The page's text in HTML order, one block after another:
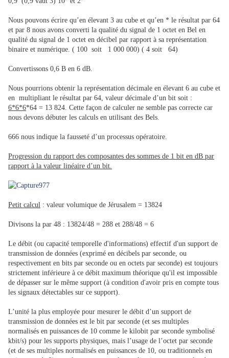
Nous pouvons écrire qu’en élevant 3 au cube et qu’en * le résultat par 64
et par 8 nous avons converti la qualité du signal de 1 octet en Bel en
qualité du signal de 1 octet en décibel par rapport à sa représentation
binaire et numérique. ( 100 soit 1 000 000) ( 4 soit 64)
Convertissons 0,6 B en 6 dB.
Nous pourrions obtenir la représentation décimale en élevant 6 au cube et
en multipliant le résultat par 64, valeur décimale d’un bit soit :
6*6*6*64 = 13 824. Cette façon de calculer ne semble pas correcte car
nous devons débuter les calculs en utilisant des Bels.
666 nous indique la fausseté d’un processus opératoire.
Progression du rapport des composantes des sommes de 1 bit en dB par
rapport à la valeur linéaire d’un bit.
Petit calcul : valeur volumique de Jérusalem = 13824
Divisons la par 48 : 13824/48 = 288 et 288/48 = 6
Le débit (ou capacité temporelle d'informations) effectif d'un support de
transmission de données (exprimé en décibels par seconde, ou
respectivement en bits par seconde ou en octets par seconde) est toujours
strictement inférieure à ce débit maximum théorique qu'il est impossible
de dépasser sur le même support (à condition d'avoir pris en compte tous
les signaux détectables sur ce support).
L’unité la plus employée pour mesurer le débit d’un support de
transmission de données est le bit par seconde (et ses multiples
normalisés en puissances de 10 comme le kilobit par seconde symbolisé
kbit/s) pour les supports physiques, mais l’usage de l’octet par seconde
(et de ses multiples normalisés en puissances de 10, ou traditionnels en